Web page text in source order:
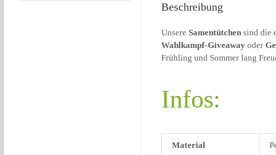
Beschreibung
Unsere Samentütchen sind die
Wahlkampf-Giveaway oder
Frühling und Sommer lang
Infos:
Material